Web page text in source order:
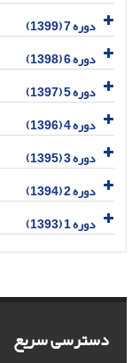
دوره 7 (1399)
دوره 6 (1398)
دوره 5 (1397)
دوره 4 (1396)
دوره 3 (1395)
دوره 2 (1394)
دوره 1 (1393)
دسترسی سریع